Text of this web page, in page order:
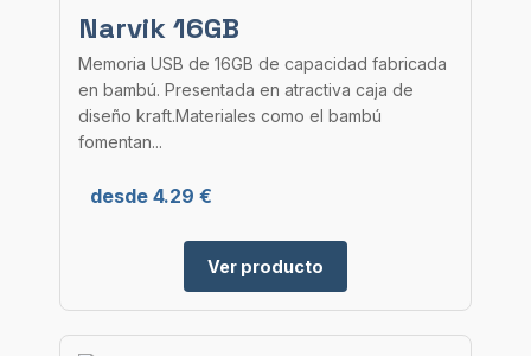
Narvik 16GB
Memoria USB de 16GB de capacidad fabricada
en bambú. Presentada en atractiva caja de
diseño kraft.Materiales como el bambú
fomentan...
desde 4.29 €
Ver producto